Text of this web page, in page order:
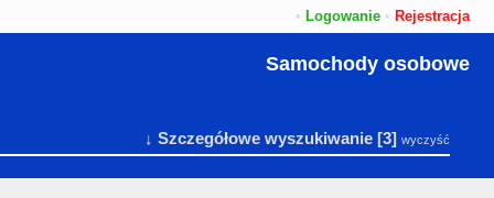
• Logowanie • Rejestracja
Samochody osobowe
↓ Szczegółowe wyszukiwanie[3] wyczyść